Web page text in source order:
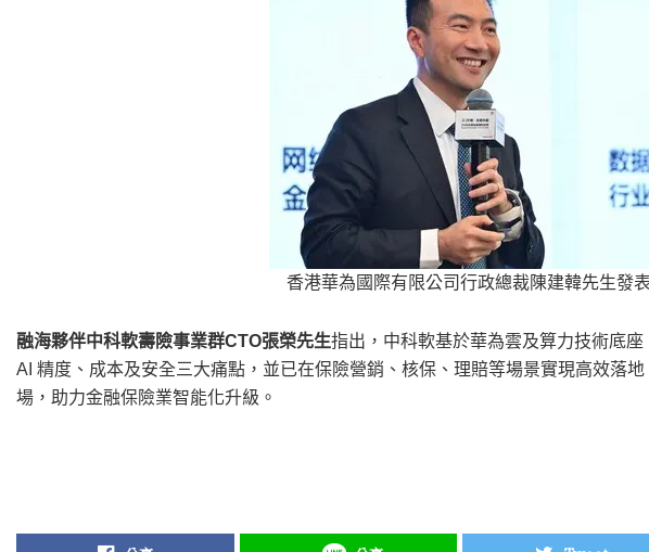
香港華為國際有限公司行政總裁陳建韓先生發
融海夥伴中科軟壽險事業群CTO張榮先生指出，中科軟基於華為雲及算力技術底
AI 精度、成本及安全三大痛點，並已在保險營銷、核保、理賠等場景實現高效落
場，助力金融保險業智能化升級。